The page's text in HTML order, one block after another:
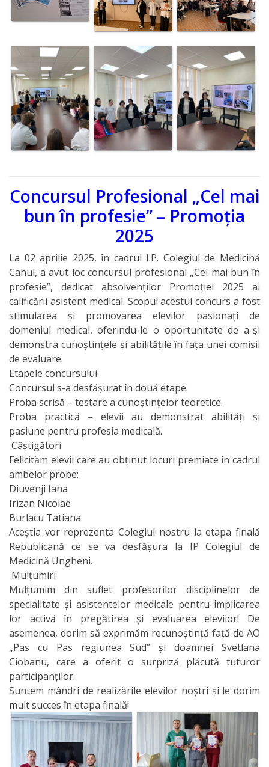
Concursul Profesional „Cel mai
bun în profesie” – Promoția
2025
La 02 aprilie 2025, în cadrul I.P. Colegiul de Medicină
Cahul, a avut loc concursul profesional „Cel mai bun în
profesie”, dedicat absolvenților Promoției 2025 ai
calificării asistent medical. Scopul acestui concurs a fost
stimularea și promovarea elevilor pasionați de
domeniul medical, oferindu-le o oportunitate de a-și
demonstra cunoștințele și abilitățile în fața unei comisii
de evaluare.
Etapele concursului
Concursul s-a desfășurat în două etape:
Proba scrisă – testare a cunoștințelor teoretice.
Proba practică – elevii au demonstrat abilități și
pasiune pentru profesia medicală.
Câștigători
Felicităm elevii care au obținut locuri premiate în cadrul
ambelor probe:
Diuvenji Iana
Irizan Nicolae
Burlacu Tatiana
Aceștia vor reprezenta Colegiul nostru la etapa finală
Republicană ce se va desfășura la IP Colegiul de
Medicină Ungheni.
Mulțumiri
Mulțumim din suflet profesorilor disciplinelor de
specialitate și asistentelor medicale pentru implicarea
lor activă în pregătirea și evaluarea elevilor! De
asemenea, dorim să exprimăm recunoștință față de AO
„Pas cu Pas regiunea Sud” și doamnei Svetlana
Ciobanu, care a oferit o surpriză plăcută tuturor
participanților.
Suntem mândri de realizările elevilor noștri și le dorim
mult succes în etapa finală!